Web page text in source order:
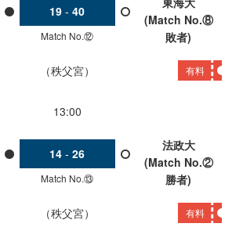
19 - 40
Match No.⑫
(Match No.⑧
敗者)
秩父宮 有料
13:00
14 - 26
Match No.⑬
法政大
(Match No.②
勝者)
秩父宮 有料